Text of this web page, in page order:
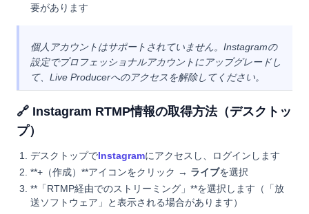
要があります
個人アカウントはサポートされていません。Instagramの
設定でプロフェッショナルアカウントにアップグレードし
て、Live Producerへのアクセスを解除してください。
🔗 Instagram RTMP情報の取得方法（デスクトッ
プ）
デスクトップでInstagramにアクセスし、ログインします
**+（作成）**アイコンをクリック → ライブを選択
**「RTMP経由でのストリーミング」**を選択します（「放
送ソフトウェア」と表示される場合があります）